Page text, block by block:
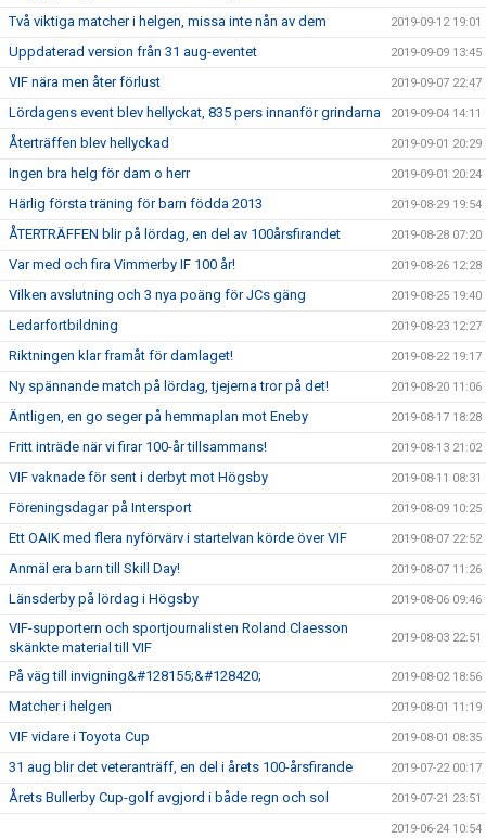
Två viktiga matcher i helgen, missa inte nån av dem 2019-09-12 19:01
Uppdaterad version från 31 aug-eventet 2019-09-09 13:45
VIF nära men åter förlust 2019-09-07 22:47
Lördagens event blev hellyckat, 835 pers innanför grindarna 2019-09-04 14:11
Återträffen blev hellyckad 2019-09-01 20:29
Ingen bra helg för dam o herr 2019-09-01 20:24
Härlig första träning för barn födda 2013 2019-08-29 19:54
ÅTERTRÄFFEN blir på lördag, en del av 100årsfirandet 2019-08-28 07:20
Var med och fira Vimmerby IF 100 år! 2019-08-26 12:28
Vilken avslutning och 3 nya poäng för JCs gäng 2019-08-25 19:40
Ledarfortbildning 2019-08-23 12:27
Riktningen klar framåt för damlaget! 2019-08-22 19:17
Ny spännande match på lördag, tjejerna tror på det! 2019-08-20 11:06
Äntligen, en go seger på hemmaplan mot Eneby 2019-08-17 18:28
Fritt inträde när vi firar 100-år tillsammans! 2019-08-13 21:02
VIF vaknade för sent i derbyt mot Högsby 2019-08-11 08:31
Föreningsdagar på Intersport 2019-08-09 10:25
Ett OAIK med flera nyförvärv i startelvan körde över VIF 2019-08-07 22:52
Anmäl era barn till Skill Day! 2019-08-07 11:26
Länsderby på lördag i Högsby 2019-08-06 09:46
VIF-supportern och sportjournalisten Roland Claesson
skänkte material till VIF
2019-08-03 22:51
På väg till invigning&#128155;&#128420; 2019-08-02 18:56
Matcher i helgen 2019-08-01 11:19
VIF vidare i Toyota Cup 2019-08-01 08:35
31 aug blir det veteranträff, en del i årets 100-årsfirande 2019-07-22 00:17
Årets Bullerby Cup-golf avgjord i både regn och sol 2019-07-21 23:51
2019-06-24 10:54